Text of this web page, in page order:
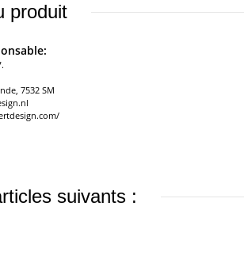
produit
7532 SM
suivants :